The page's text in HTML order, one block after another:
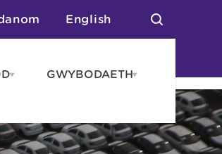
English
Open
GWYBODAETHOpen